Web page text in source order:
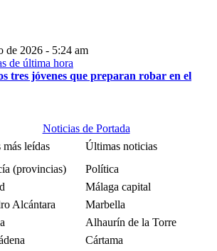
de 2026 - 5:24 am
tres jóvenes que preparan robar en el
Noticias de Portada
leídas
Últimas noticias
(provincias)
Política
Málaga capital
Alcántara
Marbella
Alhaurín de la Torre
Cártama